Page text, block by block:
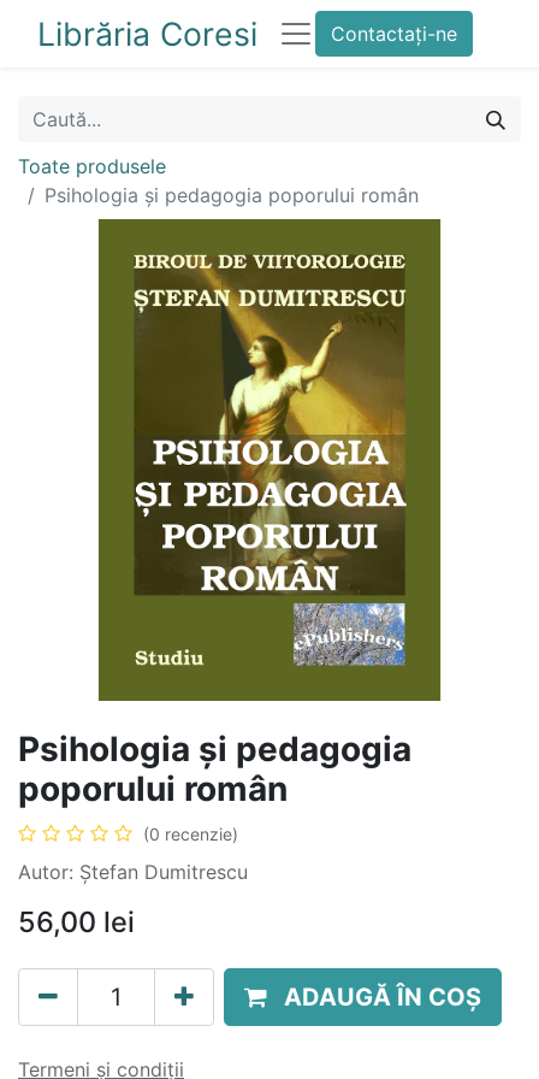
Librăria Coresi Contactați-ne
Toate produsele
Psihologia și pedagogia poporului român
Psihologia și pedagogia
poporului român
(0 recenzie)
Autor: Ștefan Dumitrescu
56,00 lei
ADAUGĂ ÎN COȘ
Termeni și condiții